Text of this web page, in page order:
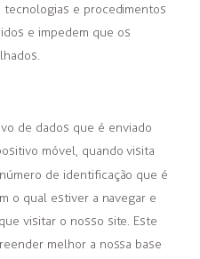
e procedimentos
e impedem que os
de dados que é enviado
móvel, quando visita
de identificação que é
o qual estiver a navegar e
visitar o nosso site. Este
melhor a nossa base